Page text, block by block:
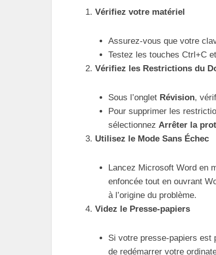
Vérifiez votre matériel
Assurez-vous que votre
Testez les touches Ctrl+C
Vérifiez les Restrictions du
Sous l’onglet Révision,
Pour supprimer les
sélectionnez Arrêter la
Utilisez le Mode Sans Échec
Lancez Microsoft Word en
enfoncée tout en ouvrant
à l’origine du problème.
Videz le Presse-papiers
Si votre presse-papiers est
de redémarrer votre